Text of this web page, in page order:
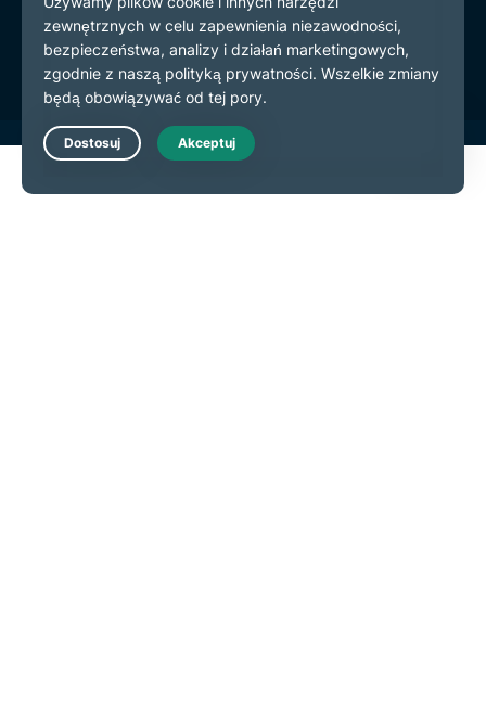
Warunki użytkowania
preferencje plików cookie